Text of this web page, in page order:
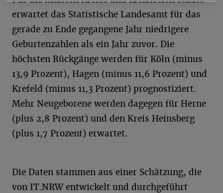
erwartet das Statistische Landesamt für das
gerade zu Ende gegangene Jahr niedrigere
Geburtenzahlen als ein Jahr zuvor. Die
höchsten Rückgänge werden für Köln (minus
13,9 Prozent), Hagen (minus 11,6 Prozent) und
Krefeld (minus 11,3 Prozent) prognostiziert.
Mehr Neugeborene werden dagegen für Herne
(plus 2,8 Prozent) und den Kreis Heinsberg
(plus 1,7 Prozent) erwartet.
Die Daten stammen aus einer Schätzung, die
von IT.NRW entwickelt und durchgeführt